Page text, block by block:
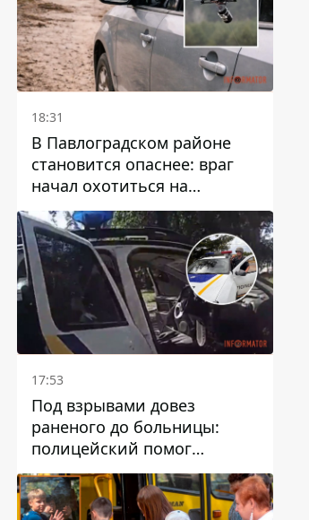
18:31
В Павлоградском районе
становится опаснее: враг
начал охотиться на
гражданский и военный
транспорт
17:53
Под взрывами довез
раненого до больницы:
полицейский помог
пострадавшему после атаки
на Каменский район